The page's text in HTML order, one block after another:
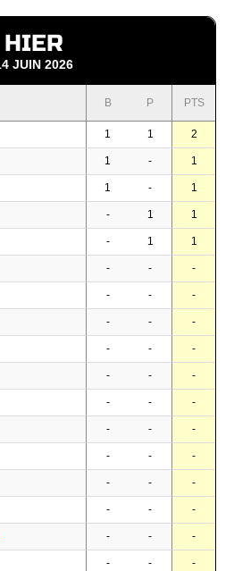
HIER
JUIN 2026
B P PTS
1 1 2
1 - 1
1 - 1
- 1 1
- 1 1
- - -
- - -
- - -
- - -
- - -
- - -
- - -
- - -
- - -
- - -
- - -
- - -